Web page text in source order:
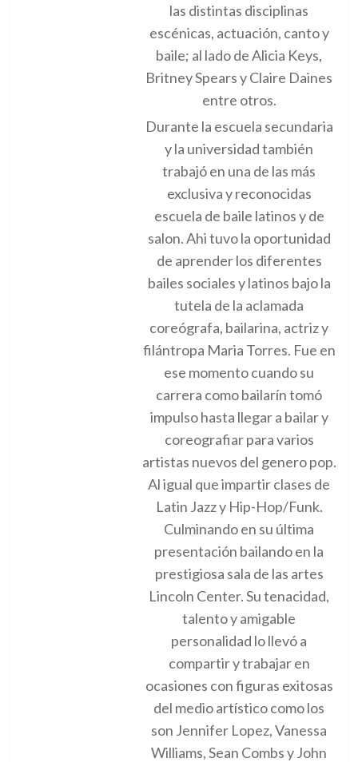
las distintas disciplinas
escénicas, actuación, canto y
baile; al lado de Alicia Keys,
Britney Spears y Claire Daines
entre otros.
Durante la escuela secundaria
y la universidad también
trabajó en una de las más
exclusiva y reconocidas
escuela de baile latinos y de
salon. Ahi tuvo la oportunidad
de aprender los diferentes
bailes sociales y latinos bajo la
tutela de la aclamada
coreógrafa, bailarina, actriz y
filántropa Maria Torres. Fue en
ese momento cuando su
carrera como bailarín tomó
impulso hasta llegar a bailar y
coreografiar para varios
artistas nuevos del genero pop.
Al igual que impartir clases de
Latin Jazz y Hip-Hop/Funk.
Culminando en su última
presentación bailando en la
prestigiosa sala de las artes
Lincoln Center. Su tenacidad,
talento y amigable
personalidad lo llevó a
compartir y trabajar en
ocasiones con figuras exitosas
del medio artístico como los
son Jennifer Lopez, Vanessa
Williams, Sean Combs y John